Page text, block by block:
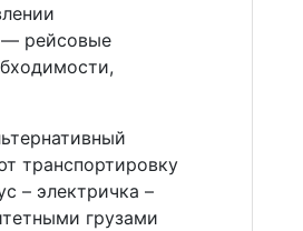
— рейсовые
транспортировку
– электричка –
грузами